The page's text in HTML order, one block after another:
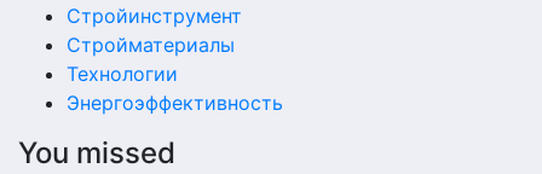
Стройинструмент
Стройматериалы
Технологии
Энергоэффективность
You missed